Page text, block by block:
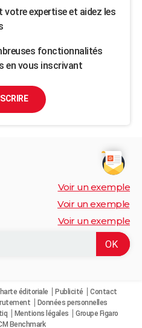
votre expertise et aidez les
fonctionnalités
en vous inscrivant
Voir un exemple
Voir un exemple
Voir un exemple
éditoriale Publicité
Contact
Données personnelles
Mentions légales
Groupe Figaro
Benchmark